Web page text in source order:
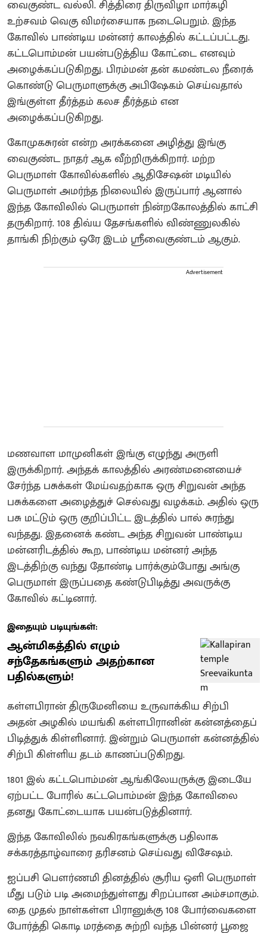
வைகுண்ட வல்லி. சித்திரை திருவிழா மார்கழி
உற்சவம் வெகு விமர்சையாக நடைபெறும். இந்த
கோவில் பாண்டிய மன்னர் காலத்தில் கட்டப்பட்டது.
கட்டபொம்மன் பயன்படுத்திய கோட்டை எனவும்
அழைக்கப்படுகிறது. பிரம்மன் தன் கமண்டல நீரைக்
கொண்டு பெருமாளுக்கு அபிஷேகம் செய்வதால்
இங்குள்ள தீர்த்தம் கலச தீர்த்தம் என
அழைக்கப்படுகிறது.
கோமுகசுரன் என்ற அரக்கனை அழித்து இங்கு
வைகுண்ட நாதர் ஆக வீற்றிருக்கிறார். மற்ற
பெருமாள் கோவில்களில் ஆதிசேஷன் மடியில்
பெருமாள் அமர்ந்த நிலையில் இருப்பார் ஆனால்
இந்த கோவிலில் பெருமாள் நின்றகோலத்தில் காட்சி
தருகிறார். 108 திவ்ய தேசங்களில் விண்ணுலகில்
தாங்கி நிற்கும் ஒரே இடம் ஸ்ரீவைகுண்டம் ஆகும்.
Advertisement
மணவாள மாமுனிகள் இங்கு எழுந்து அருளி
இருக்கிறார். அந்தக் காலத்தில் அரண்மனையைச்
சேர்ந்த பசுக்கள் மேய்வதற்காக ஒரு சிறுவன் அந்த
பசுக்களை அழைத்துச் செல்வது வழக்கம். அதில் ஒரு
பசு மட்டும் ஒரு குறிப்பிட்ட இடத்தில் பால் சுரந்து
வந்தது. இதனைக் கண்ட அந்த சிறுவன் பாண்டிய
மன்னரிடத்தில் கூற, பாண்டிய மன்னர் அந்த
இடத்திற்கு வந்து தோண்டி பார்க்கும்போது அங்கு
பெருமாள் இருப்பதை கண்டுபிடித்து அவருக்கு
கோவில் கட்டினார்.
இதையும் படியுங்கள்:
ஆன்மிகத்தில் எழும்
சந்தேகங்களும் அதற்கான
பதில்களும்!
கள்ளபிரான் திருமேனியை உருவாக்கிய சிற்பி
அதன் அழகில் மயங்கி கள்ளபிரானின் கன்னத்தைப்
பிடித்துக் கிள்ளினார். இன்றும் பெருமாள் கன்னத்தில்
சிற்பி கிள்ளிய தடம் காணப்படுகிறது.
1801 இல் கட்டபொம்மன் ஆங்கிலேயருக்கு இடையே
ஏற்பட்ட போரில் கட்டபொம்மன் இந்த கோவிலை
தனது கோட்டையாக பயன்படுத்தினார்.
இந்த கோவிலில் நவகிரகங்களுக்கு பதிலாக
சக்கரத்தாழ்வாரை தரிசனம் செய்வது விசேஷம்.
ஐப்பசி பௌர்ணமி தினத்தில் சூரிய ஒளி பெருமாள்
மீது படும் படி அமைந்துள்ளது சிறப்பான அம்சமாகும்.
தை முதல் நாள்கள்ள பிரானுக்கு 108 போர்வைகளை
போர்த்தி கொடி மரத்தை சுற்றி வந்த பின்னர் பூஜை